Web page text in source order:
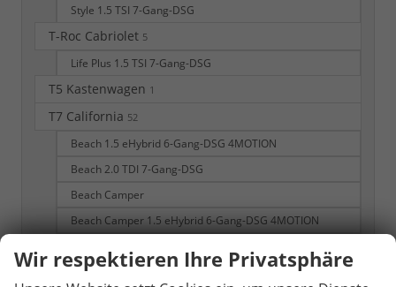
Style 1.5 TSI 7-Gang-DSG
T-Roc Cabriolet 5
Life Plus 1.5 TSI 7-Gang-DSG
T5 Kastenwagen 1
T7 California 52
Beach 1.5 eHybrid 6-Gang-DSG 4MOTION
Beach 2.0 TDI 7-Gang-DSG
Beach Camper
Beach Camper 1.5 eHybrid 6-Gang-DSG 4MOTION
Beach Camper eHybrid 4MOTION
Wir respektieren Ihre Privatsphäre